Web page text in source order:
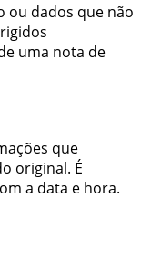
ou dados que não
uma nota de
que
original. É
a data e hora.